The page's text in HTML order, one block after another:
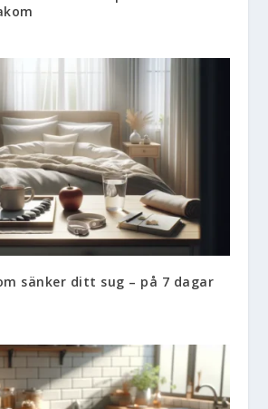
sänker ditt sug – på 7 dagar